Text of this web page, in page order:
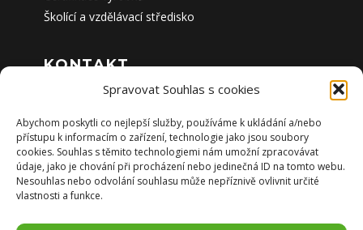
Spravovat Souhlas s cookies
Abychom poskytli co nejlepší služby, používáme k ukládání a/nebo
přístupu k informacím o zařízení, technologie jako jsou soubory
cookies. Souhlas s těmito technologiemi nám umožní zpracovávat
údaje, jako je chování při procházení nebo jedinečná ID na tomto webu.
Nesouhlas nebo odvolání souhlasu může nepříznivě ovlivnit určité
vlastnosti a funkce.
Školící a vzdělávací středisko
KONTAKT
Sídlo společnosti:
TECHNICKÉ LABORATOŘE OPAVA, a.s.
Těšínská 2962/79b, 746 01 Opava
Česká republika
Pracoviště Brno
Okružní 834/29a, 638 00 Brno